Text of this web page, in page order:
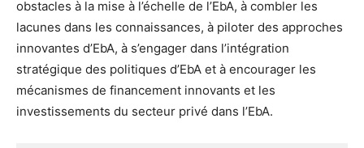
obstacles à la mise à l’échelle de l’EbA, à combler les
lacunes dans les connaissances, à piloter des approches
innovantes d’EbA, à s’engager dans l’intégration
stratégique des politiques d’EbA et à encourager les
mécanismes de financement innovants et les
investissements du secteur privé dans l’EbA.